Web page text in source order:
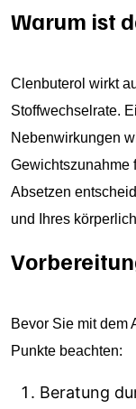
Warum ist
Clenbuterol wirkt
Stoffwechselrate.
Nebenwirkungen
Gewichtszunahme
Absetzen
und Ihres
Bevor Sie mit dem
Punkte beachten:
Beratung